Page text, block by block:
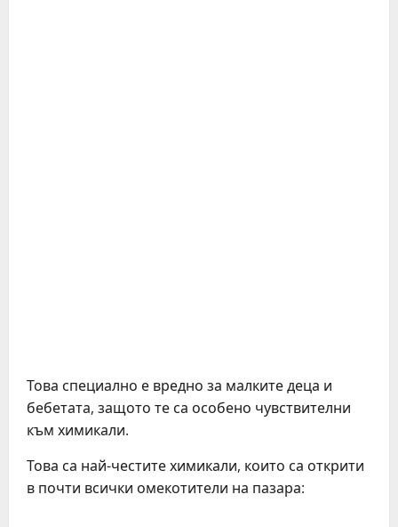
Това специално е вредно за малките деца и
бебетата, защото те са особено чувствителни
към химикали.
Това са най-честите химикали, които са открити
в почти всички омекотители на пазара: